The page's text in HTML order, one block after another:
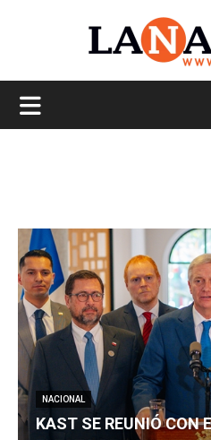
NACIONAL
KAST SE REUNIÓ CON